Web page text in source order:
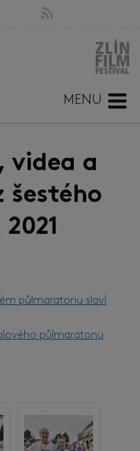
MENU
videa a
šestého
půlmaratonu slaví
půlmaratonu